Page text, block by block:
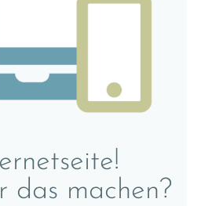
das machen?